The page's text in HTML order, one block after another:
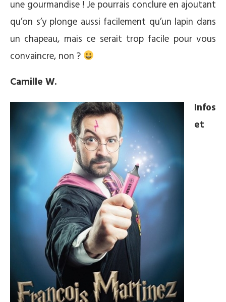
une gourmandise ! Je pourrais conclure en ajoutant
qu’on s’y plonge aussi facilement qu’un lapin dans
un chapeau, mais ce serait trop facile pour vous
convaincre, non ?
Camille W.
Infos
et